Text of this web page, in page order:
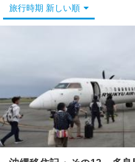
て
多
良
間
島
・
水
旅行時期 新しい順